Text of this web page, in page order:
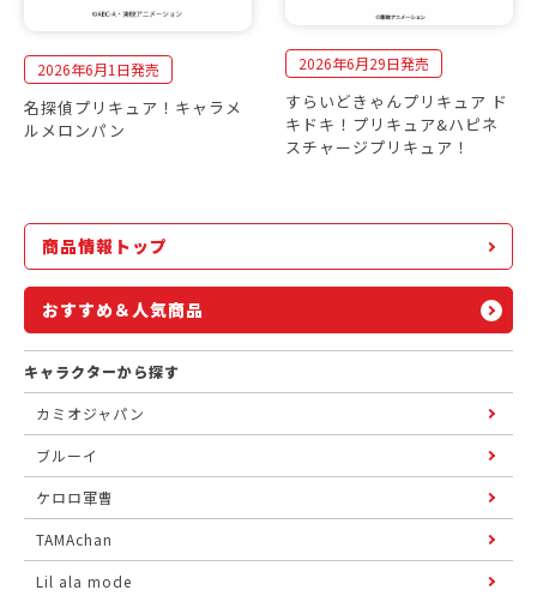
2026年6月1日発売
名探偵プリキュア！キャラメ
ルメロンパン
2026年6月29日発売
すらいどきゃんプリキュア ド
キドキ！プリキュア&ハピネ
スチャージプリキュア！
商品情報トップ
おすすめ＆人気商品
キャラクターから探す
カミオジャパン
ブルーイ
ケロロ軍曹
TAMAchan
Lil ala mode